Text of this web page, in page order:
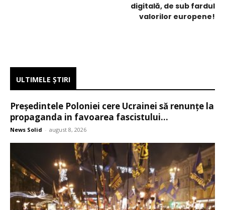
digitală, de sub fardul
valorilor europene!
ULTIMELE ŞTIRI
Președintele Poloniei cere Ucrainei să renunțe la
propaganda in favoarea fascistului...
News Solid - august 8, 2026